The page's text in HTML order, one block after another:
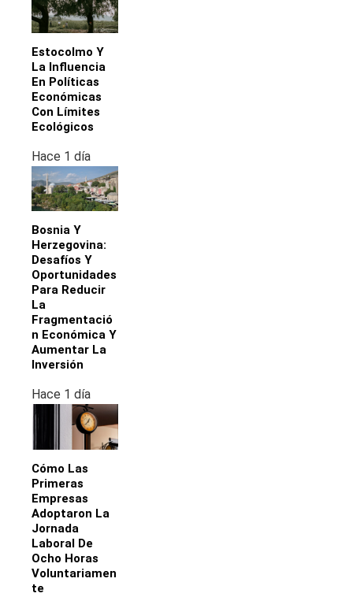
Estocolmo Y
La Influencia
En Políticas
Económicas
Con Límites
Ecológicos
Hace 1 día
Bosnia Y
Herzegovina:
Desafíos Y
Oportunidades
Para Reducir
La
Fragmentació
N Económica Y
Aumentar La
Inversión
Hace 1 día
Cómo Las
Primeras
Empresas
Adoptaron La
Jornada
Laboral De
Ocho Horas
Voluntariamen
Te